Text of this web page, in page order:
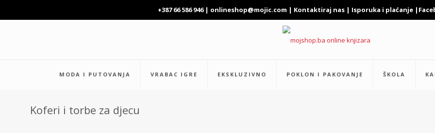
+387 66 586 946 | onlineshop@mojic.com | Kontaktiraj nas | Isporuka i plaćanje |
MODA I PUTOVANJA VRABAC IGRE EKSKLUZIVNO POKLON I PAKOVANJE ŠKOLA
Koferi i torbe za djecu